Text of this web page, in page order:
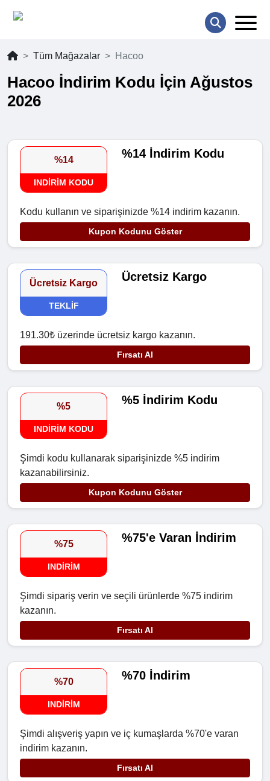
Tüm Mağazalar Hacoo
Hacoo İndirim Kodu İçin Ağustos
2026
%14
INDIRIM KODU
%14 İndirim Kodu
Kodu kullanın ve siparişinizde %14 indirim kazanın.
Kupon Kodunu Göster
Ücretsiz Kargo
TEKLIF
Ücretsiz Kargo
191.30₺ üzerinde ücretsiz kargo kazanın.
Fırsatı Al
%5
INDIRIM KODU
%5 İndirim Kodu
Şimdi kodu kullanarak siparişinizde %5 indirim
kazanabilirsiniz.
Kupon Kodunu Göster
%75
INDIRIM
%75'e Varan İndirim
Şimdi sipariş verin ve seçili ürünlerde %75 indirim
kazanın.
Fırsatı Al
%70
INDIRIM
%70 İndirim
Şimdi alışveriş yapın ve iç kumaşlarda %70'e varan
indirim kazanın.
Fırsatı Al